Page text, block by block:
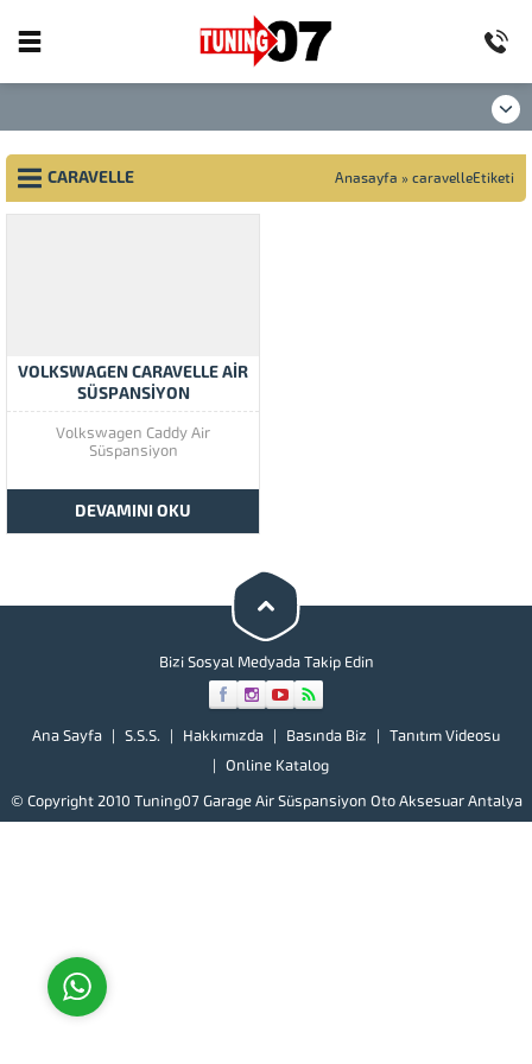
CARAVELLE Anasayfa » caravelleEtiketi
VOLKSWAGEN CARAVELLE AIR
SÜSPANSIYON
Volkswagen Caddy Air
Süspansiyon
DEVAMINI OKU
Bizi Sosyal Medyada Takip Edin
Ana Sayfa S.S.S. Hakkımızda Basında Biz
Tanıtım Videosu
Online Katalog
© Copyright 2010 Tuning07 Garage Air Süspansiyon Oto Aksesuar Antalya
Müşteri Temsilcisi